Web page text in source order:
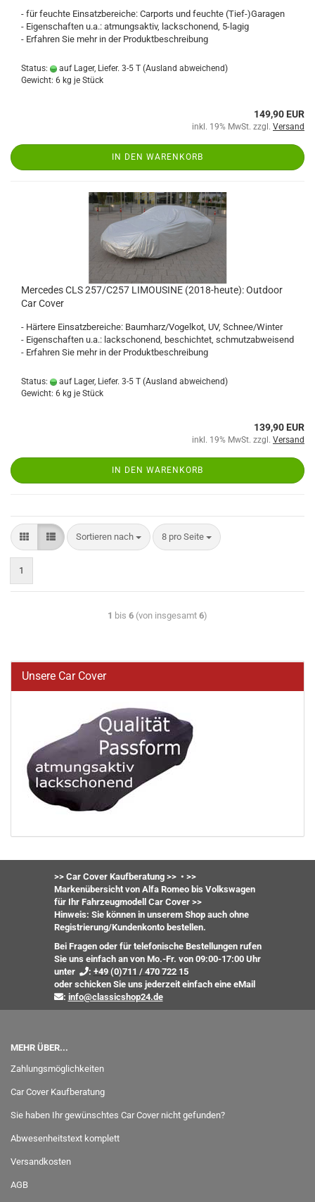
- für feuchte Einsatzbereiche: Carports und feuchte (Tief-)Garagen
- Eigenschaften u.a.: atmungsaktiv, lackschonend, 5-lagig
- Erfahren Sie mehr in der Produktbeschreibung
Status: auf Lager, Liefer. 3-5 T (Ausland abweichend)
Gewicht: 6 kg je Stück
149,90 EUR
inkl. 19% MwSt. zzgl. Versand
IN DEN WARENKORB
Mercedes CLS 257/C257 LIMOUSINE (2018-heute): Outdoor
Car Cover
- Härtere Einsatzbereiche: Baumharz/Vogelkot, UV, Schnee/Winter
- Eigenschaften u.a.: lackschonend, beschichtet, schmutzabweisend
- Erfahren Sie mehr in der Produktbeschreibung
Status: auf Lager, Liefer. 3-5 T (Ausland abweichend)
Gewicht: 6 kg je Stück
139,90 EUR
inkl. 19% MwSt. zzgl. Versand
IN DEN WARENKORB
Sortieren nach 8 pro Seite
1
1 bis 6 (von insgesamt 6)
Unsere Car Cover
>> Car Cover Kaufberatung >> • >>
Markenübersicht von Alfa Romeo bis Volkswagen
für Ihr Fahrzeugmodell Car Cover >>
Hinweis: Sie können in unserem Shop auch ohne
Registrierung/Kundenkonto bestellen.
Bei Fragen oder für telefonische Bestellungen rufen
Sie uns einfach an von Mo.-Fr. von 09:00-17:00 Uhr
unter
: +49 (0)711 / 470 722 15
oderschicken Sie uns jederzeit einfach eine eMail
: info@classicshop24.de
MEHR ÜBER...
Zahlungsmöglichkeiten
Car Cover Kaufberatung
Sie haben Ihr gewünschtes Car Cover nicht gefunden?
Abwesenheitstext komplett
Versandkosten
AGB